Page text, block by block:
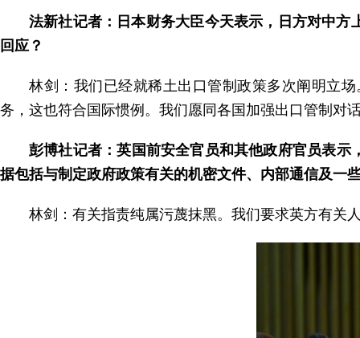
法新社记者：日本财务大臣今天表示，日方对中
回应？
林剑：我们已经就稀土出口管制政策多次阐明立
务，这也符合国际惯例。我们愿同各国加强出口管制对
彭博社记者：英国前安全官员和其他政府官员表
据包括与制定政府政策有关的机密文件、内部通信及一
林剑：有关指责纯属污蔑抹黑。我们要求英方有关